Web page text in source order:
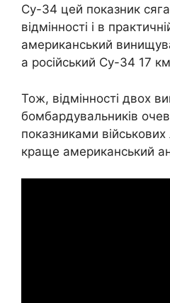
Су-34 цей показник
відмінності і в
американський
а російський Су-34 17
Тож, відмінності двох
бомбардувальників
показниками військових
краще американський